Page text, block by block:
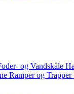
og Vandskåle
Ramper og Trapper